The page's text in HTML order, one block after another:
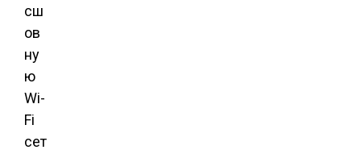
сш
ов
ну
ю
Wi-
Fi
сет